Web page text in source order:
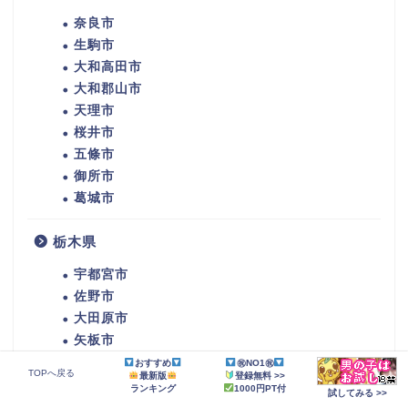
奈良市
生駒市
大和高田市
大和郡山市
天理市
桜井市
五條市
御所市
葛城市
栃木県
宇都宮市
佐野市
大田原市
矢板市
那須塩原市
TOPへ戻る
おすすめ
最新版
ランキング
㊗NO1㊗
登録無料 >>
1000円PT付
試してみる >>